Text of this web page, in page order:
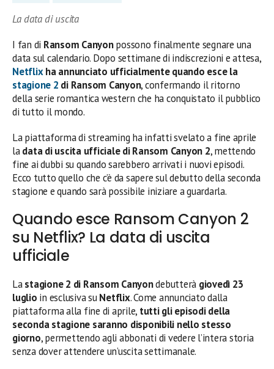
La data di uscita
I fan di Ransom Canyonpossono finalmente segnare una
data sul calendario. Dopo settimane di indiscrezioni e attesa,
Netflixha annunciato ufficialmente quando esce la
stagione 2 di Ransom Canyon, confermando il ritorno
della serie romantica western che ha conquistato il pubblico
di tutto il mondo.
La piattaforma di streaming ha infatti svelato a fine aprile
ladata di uscita ufficiale di Ransom Canyon 2, mettendo
fine ai dubbi su quando sarebbero arrivati i nuovi episodi.
Ecco tutto quello che c’è da sapere sul debutto della seconda
stagione e quando sarà possibile iniziare a guardarla.
Quando esce Ransom Canyon 2
su Netflix? La data di uscita
ufficiale
Lastagione 2 di Ransom Canyondebutterà giovedì 23
luglio in esclusiva suNetflix. Come annunciato dalla
piattaforma alla fine di aprile, tutti gli episodi della
seconda stagione saranno disponibili nello stesso
giorno, permettendo agli abbonati di vedere l’intera storia
senza dover attendere un’uscita settimanale.